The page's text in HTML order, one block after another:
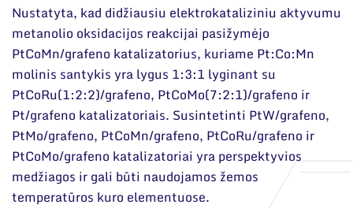
Nustatyta, kad didžiausiu elektrokataliziniu aktyvumu
metanolio oksidacijos reakcijai pasižymėjo
PtCoMn/grafeno katalizatorius, kuriame Pt:Co:Mn
molinis santykis yra lygus 1:3:1 lyginant su
PtCoRu(1:2:2)/grafeno, PtCoMo(7:2:1)/grafeno ir
Pt/grafeno katalizatoriais. Susintetinti PtW/grafeno,
PtMo/grafeno, PtCoMn/grafeno, PtCoRu/grafeno ir
PtCoMo/grafeno katalizatoriai yra perspektyvios
medžiagos ir gali būti naudojamos žemos
temperatūros kuro elementuose.